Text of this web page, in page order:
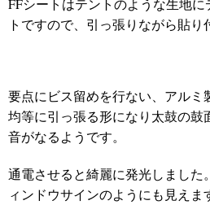
トですので、引っ張りながら貼り
要点にビス留めを行ない、アルミ
均等に引っ張る形になり太鼓の鼓
音がなるようです。
通電させると綺麗に発光しました
ィンドウサインのようにも見えま